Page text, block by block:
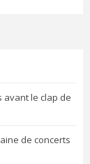
avant le clap de
de concerts